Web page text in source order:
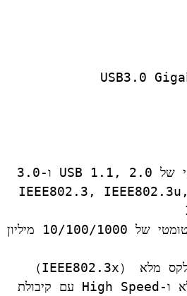
תואם באופן מלא ל-IEEE802.3, IEEE802.3u,